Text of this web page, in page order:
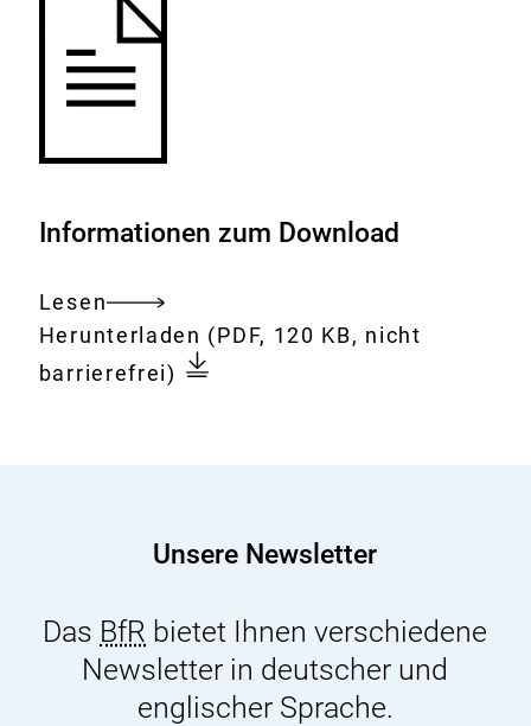
Informationen zum Download
Lesen
Gesamtes
Dokument
Download:
Herunterladen Maleinsäure
(PDF, 120 KB, nicht
barrierefrei)
Unsere Newsletter
Das BfR bietet Ihnen verschiedene
Newsletter in deutscher und
englischer Sprache.